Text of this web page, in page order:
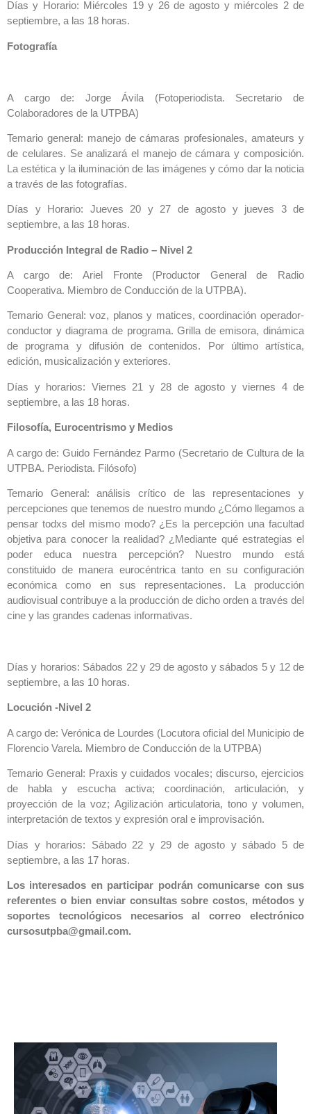
Días y Horario: Miércoles 19 y 26 de agosto y miércoles 2 de
septiembre, a las 18 horas.
Fotografía
A cargo de: Jorge Ávila (Fotoperiodista. Secretario de
Colaboradores de la UTPBA)
Temario general: manejo de cámaras profesionales, amateurs y
de celulares. Se analizará el manejo de cámara y composición.
La estética y la iluminación de las imágenes y cómo dar la noticia
a través de las fotografías.
Días y Horario: Jueves 20 y 27 de agosto y jueves 3 de
septiembre, a las 18 horas.
Producción Integral de Radio – Nivel 2
A cargo de: Ariel Fronte (Productor General de Radio
Cooperativa. Miembro de Conducción de la UTPBA).
Temario General: voz, planos y matices, coordinación operador-
conductor y diagrama de programa. Grilla de emisora, dinámica
de programa y difusión de contenidos. Por último artística,
edición, musicalización y exteriores.
Días y horarios: Viernes 21 y 28 de agosto y viernes 4 de
septiembre, a las 18 horas.
Filosofía, Eurocentrismo y Medios
A cargo de: Guido Fernández Parmo (Secretario de Cultura de la
UTPBA. Periodista. Filósofo)
Temario General: análisis crítico de las representaciones y
percepciones que tenemos de nuestro mundo ¿Cómo llegamos a
pensar todxs del mismo modo? ¿Es la percepción una facultad
objetiva para conocer la realidad? ¿Mediante qué estrategias el
poder educa nuestra percepción? Nuestro mundo está
constituido de manera eurocéntrica tanto en su configuración
económica como en sus representaciones. La producción
audiovisual contribuye a la producción de dicho orden a través del
cine y las grandes cadenas informativas.
Días y horarios: Sábados 22 y 29 de agosto y sábados 5 y 12 de
septiembre, a las 10 horas.
Locución -Nivel 2
A cargo de: Verónica de Lourdes (Locutora oficial del Municipio de
Florencio Varela. Miembro de Conducción de la UTPBA)
Temario General: Praxis y cuidados vocales; discurso, ejercicios
de habla y escucha activa; coordinación, articulación, y
proyección de la voz; Agilización articulatoria, tono y volumen,
interpretación de textos y expresión oral e improvisación.
Días y horarios: Sábado 22 y 29 de agosto y sábado 5 de
septiembre, a las 17 horas.
Los interesados en participar podrán comunicarse con sus
referentes o bien enviar consultas sobre costos, métodos y
soportes tecnológicos necesarios al correo electrónico
cursosutpba@gmail.com.